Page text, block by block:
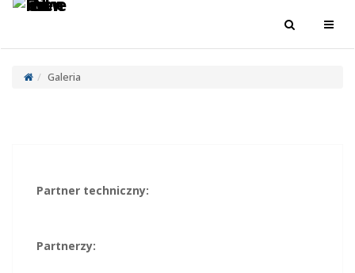
Toggle
Galeria
Partner techniczny:
Partnerzy: